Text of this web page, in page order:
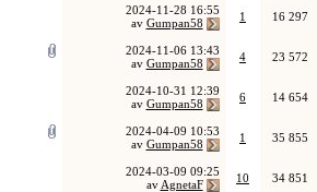
2024-11-28 16:55
av Gumpan58 1 16 297
2024-11-06 13:43
av Gumpan58 4 23 572
2024-10-31 12:39
av Gumpan58 6 14 654
2024-04-09 10:53
av Gumpan58 1 35 855
2024-03-09 09:25
av AgnetaF 10 34 851